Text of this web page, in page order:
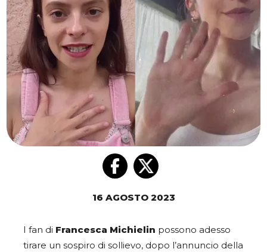
16 AGOSTO 2023
I fan di Francesca Michielin possono adesso
tirare un sospiro di sollievo, dopo l’annuncio della